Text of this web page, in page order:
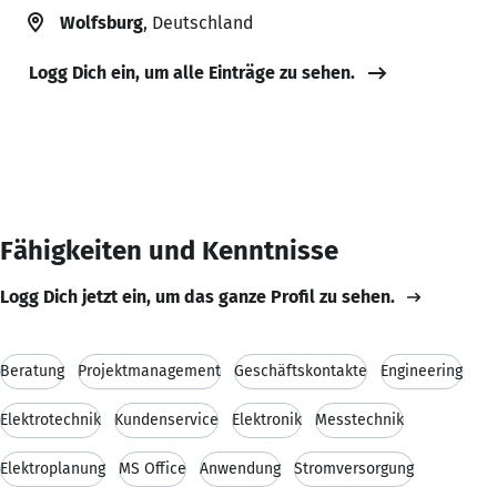
Wolfsburg, Deutschland
Logg Dich ein, um alle Einträge zu sehen.
Fähigkeiten und Kenntnisse
Logg Dich jetzt ein, um das ganze Profil zu sehen.
Beratung Projektmanagement Geschäftskontakte Engineering
Elektrotechnik Kundenservice Elektronik Messtechnik
Elektroplanung MS Office Anwendung Stromversorgung